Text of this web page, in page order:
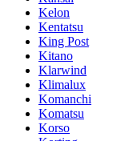
Kelon
Kentatsu
King Post
Kitano
Klarwind
Klimalux
Komanchi
Komatsu
Korso